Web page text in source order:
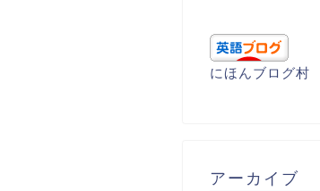
にほんブログ村
アーカイブ